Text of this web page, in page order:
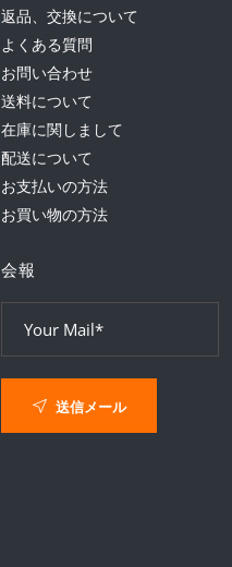
返品、交換について
よくある質問
お問い合わせ
送料について
在庫に関しまして
配送について
お支払いの方法
お買い物の方法
会報
送信メール